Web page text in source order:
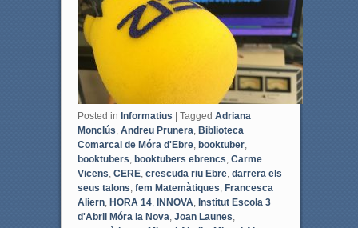
Posted in Informatius Tagged Adriana
Monclús, Andreu Prunera, Biblioteca
Comarcal de Móra d'Ebre, booktuber,
booktubers, booktubers ebrencs, Carme
Vicens, CERE, crescuda riu Ebre, darrera els
seus talons, fem Matemàtiques, Francesca
Aliern, HORA 14, INNOVA, Institut Escola 3
d'Abril Móra la Nova, Joan Launes,